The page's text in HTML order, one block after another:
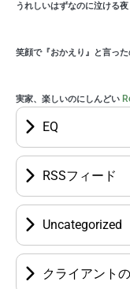
うれしいはずなのに泣ける夜
笑顔で『おかえり』と言っ
実家、楽しいのにしんどい
EQ
RSSフィード
Uncategorized
クライアント